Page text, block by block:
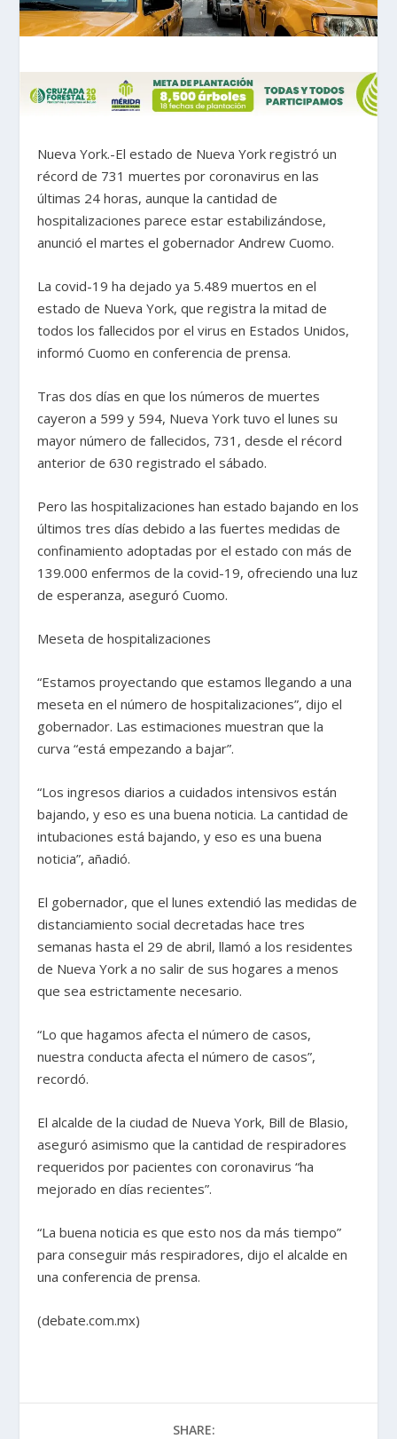
Nueva York.-El estado de Nueva York registró un
récord de 731 muertes por coronavirus en las
últimas 24 horas, aunque la cantidad de
hospitalizaciones parece estar estabilizándose,
anunció el martes el gobernador Andrew Cuomo.
La covid-19 ha dejado ya 5.489 muertos en el
estado de Nueva York, que registra la mitad de
todos los fallecidos por el virus en Estados Unidos,
informó Cuomo en conferencia de prensa.
Tras dos días en que los números de muertes
cayeron a 599 y 594, Nueva York tuvo el lunes su
mayor número de fallecidos, 731, desde el récord
anterior de 630 registrado el sábado.
Pero las hospitalizaciones han estado bajando en los
últimos tres días debido a las fuertes medidas de
confinamiento adoptadas por el estado con más de
139.000 enfermos de la covid-19, ofreciendo una luz
de esperanza, aseguró Cuomo.
Meseta de hospitalizaciones
“Estamos proyectando que estamos llegando a una
meseta en el número de hospitalizaciones”, dijo el
gobernador. Las estimaciones muestran que la
curva “está empezando a bajar”.
“Los ingresos diarios a cuidados intensivos están
bajando, y eso es una buena noticia. La cantidad de
intubaciones está bajando, y eso es una buena
noticia”, añadió.
El gobernador, que el lunes extendió las medidas de
distanciamiento social decretadas hace tres
semanas hasta el 29 de abril, llamó a los residentes
de Nueva York a no salir de sus hogares a menos
que sea estrictamente necesario.
“Lo que hagamos afecta el número de casos,
nuestra conducta afecta el número de casos”,
recordó.
El alcalde de la ciudad de Nueva York, Bill de Blasio,
aseguró asimismo que la cantidad de respiradores
requeridos por pacientes con coronavirus “ha
mejorado en días recientes”.
“La buena noticia es que esto nos da más tiempo”
para conseguir más respiradores, dijo el alcalde en
una conferencia de prensa.
(debate.com.mx)
SHARE: